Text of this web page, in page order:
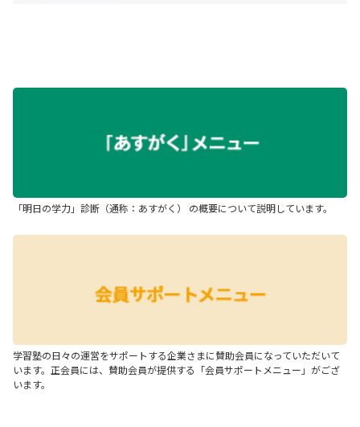
「明日の学力」診断（通称：あすがく） の概要について説明しています。
学習塾の日々の運営をサポートする企業さまに賛助会員になっていただいて
います。正会員には、賛助会員が提供する「会員サポートメニュー」がござ
います。